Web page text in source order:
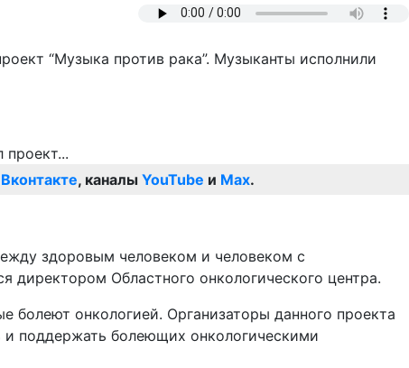
“Музыка против рака”. Музыканты исполнили
Вконтакте, каналы YouTube и Max.
здоровым человеком и человеком с
Областного онкологического центра.
болеют онкологией. Организаторы данного проекта
поддержать болеющих онкологическими